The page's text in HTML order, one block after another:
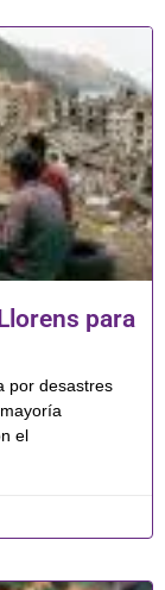
para
por desastres
el